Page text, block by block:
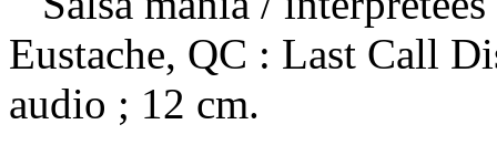
Eustache, QC : Last Call
audio ; 12 cm.